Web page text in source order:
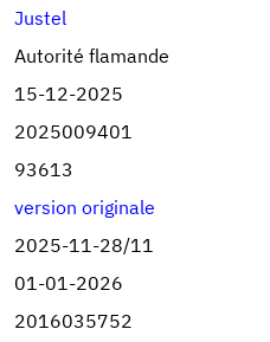
Justel
Autorité flamande
15-12-2025
2025009401
93613
version originale
2025-11-28/11
01-01-2026
2016035752